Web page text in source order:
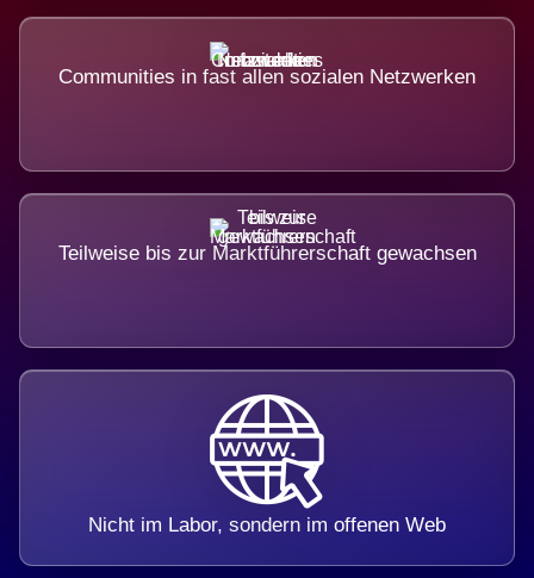
Communities in fast allen sozialen Netzwerken
Teilweise bis zur Marktführerschaft gewachsen
Nicht im Labor, sondern im offenen Web